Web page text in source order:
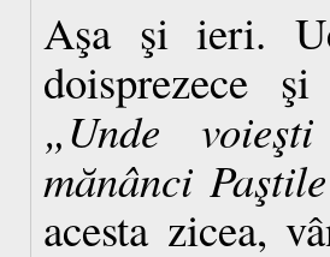
Aşa şi ieri.
doisprezece
„Unde
mănânci
acesta zicea,